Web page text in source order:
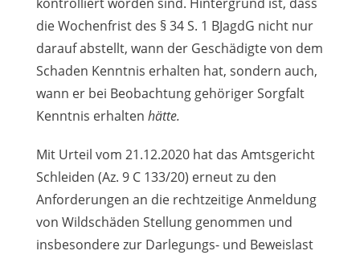
die Wochenfrist des § 34 S. 1 BJagdG nicht nur
darauf abstellt, wann der Geschädigte von dem
Schaden Kenntnis erhalten hat, sondern auch,
wann er bei Beobachtung gehöriger Sorgfalt
Kenntnis erhalten hätte.
Mit Urteil vom 21.12.2020 hat das Amtsgericht
Schleiden (Az. 9 C 133/20) erneut zu den
Anforderungen an die rechtzeitige Anmeldung
von Wildschäden Stellung genommen und
insbesondere zur Darlegungs- und Beweislast